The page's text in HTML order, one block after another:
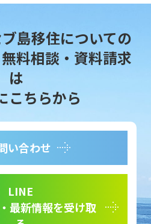
島移住についての
料相談・資料請求
は
こちらから
い合わせ
LINE
最新情報を受け取